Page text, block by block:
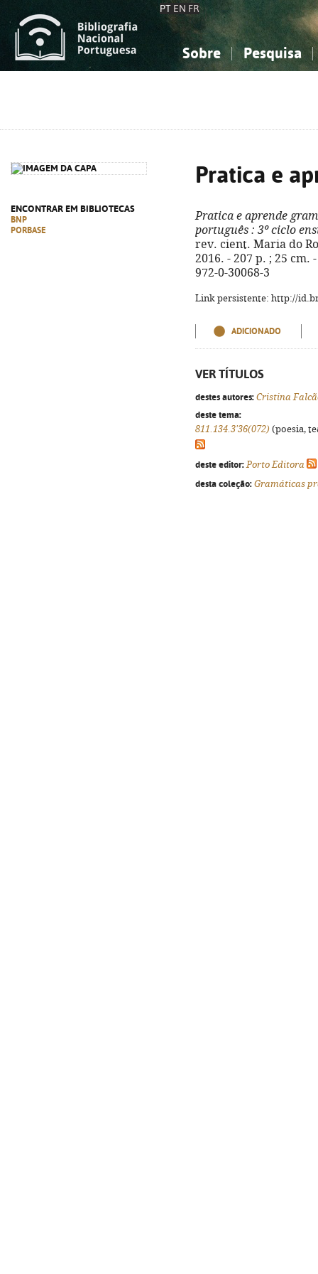
PT EN FR
Sobre Pesquisa
ENCONTRAR EM BIBLIOTECAS
BNP
PORBASE
Pratica e
Pratica e aprende
português : 3º ciclo
rev. cient. Maria do
2016. - 207 p. ; 25 cm.
972-0-30068-3
Link persistente: http://
ADICIONADO
VER TÍTULOS
destes autores: Cristina
deste tema:
811.134.3'36(072) (poesia,
deste editor: Porto Editora
desta coleção: Gramáticas